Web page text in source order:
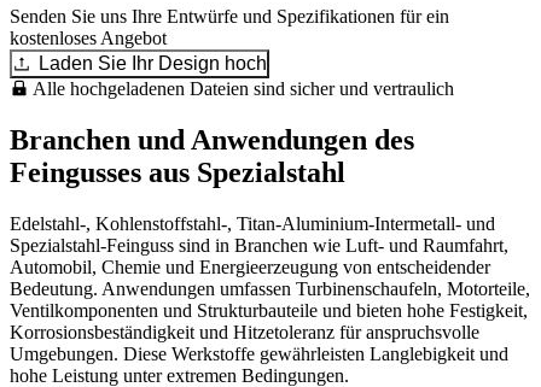
Senden Sie uns Ihre Entwürfe und Spezifikationen für ein
kostenloses Angebot
Laden Sie Ihr Design hoch
Alle hochgeladenen Dateien sind sicher und vertraulich
Branchen und Anwendungen des
Feingusses aus Spezialstahl
Edelstahl-, Kohlenstoffstahl-, Titan-Aluminium-Intermetall- und
Spezialstahl-Feinguss sind in Branchen wie Luft- und Raumfahrt,
Automobil, Chemie und Energieerzeugung von entscheidender
Bedeutung. Anwendungen umfassen Turbinenschaufeln, Motorteile,
Ventilkomponenten und Strukturbauteile und bieten hohe Festigkeit,
Korrosionsbeständigkeit und Hitzetoleranz für anspruchsvolle
Umgebungen. Diese Werkstoffe gewährleisten Langlebigkeit und
hohe Leistung unter extremen Bedingungen.